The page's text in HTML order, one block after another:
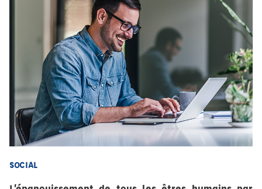
SOCIAL